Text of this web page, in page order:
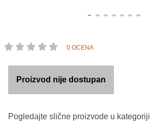
0 OCENA
Proizvod nije dostupan
Pogledajte slične proizvode u kategoriji